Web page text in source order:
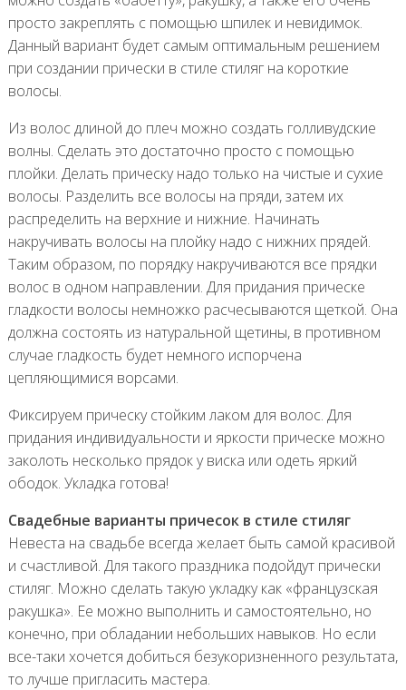
просто закреплять с помощью шпилек и невидимок.
Данный вариант будет самым оптимальным решением
при создании прически в стиле стиляг на короткие
волосы.
Из волос длиной до плеч можно создать голливудские
волны. Сделать это достаточно просто с помощью
плойки. Делать прическу надо только на чистые и сухие
волосы. Разделить все волосы на пряди, затем их
распределить на верхние и нижние. Начинать
накручивать волосы на плойку надо с нижних прядей.
Таким образом, по порядку накручиваются все прядки
волос в одном направлении. Для придания прическе
гладкости волосы немножко расчесываются щеткой. Она
должна состоять из натуральной щетины, в противном
случае гладкость будет немного испорчена
цепляющимися ворсами.
Фиксируем прическу стойким лаком для волос. Для
придания индивидуальности и яркости прическе можно
заколоть несколько прядок у виска или одеть яркий
ободок. Укладка готова!
Свадебные варианты причесок в стиле стиляг
Невеста на свадьбе всегда желает быть самой красивой
и счастливой. Для такого праздника подойдут прически
стиляг. Можно сделать такую укладку как «французская
ракушка». Ее можно выполнить и самостоятельно, но
конечно, при обладании небольших навыков. Но если
все-таки хочется добиться безукоризненного результата,
то лучше пригласить мастера.